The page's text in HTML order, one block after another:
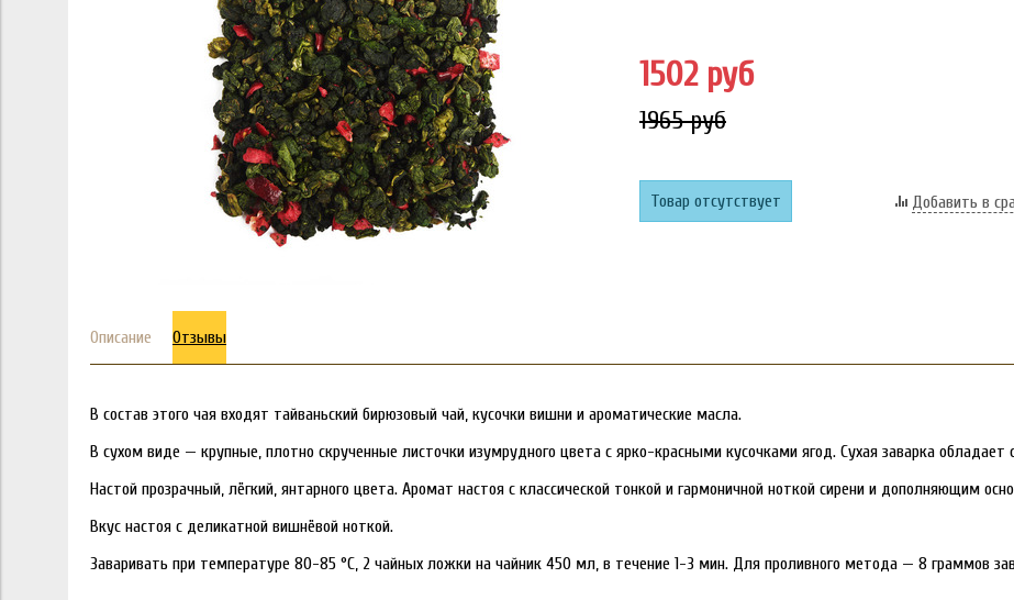
1502 руб
1965 руб
Товар отсутствует Добавить в
Описание Отзывы
В состав этого чая входят тайваньский бирюзовый чай, кусочки вишни и ароматические масла.
В сухом виде — крупные, плотно скрученные листочки изумрудного цвета с ярко-красными кусочками ягод. Сухая заварка
Настой прозрачный, лёгкий, янтарного цвета. Аромат настоя с классической тонкой и гармоничной ноткой сирени и дополняющим
Вкус настоя с деликатной вишнёвой ноткой.
Заваривать при температуре 80-85 °C, 2 чайных ложки на чайник 450 мл, в течение 1-3 мин. Для проливного метода — 8 граммов